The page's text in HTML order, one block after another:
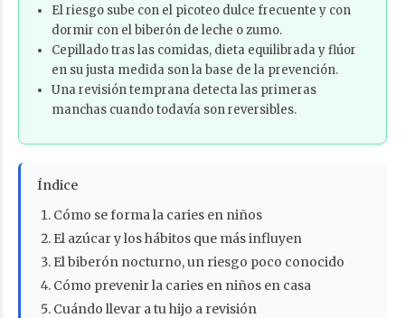
El riesgo sube con el picoteo dulce frecuente y con
dormir con el biberón de leche o zumo.
Cepillado tras las comidas, dieta equilibrada y flúor
en su justa medida son la base de la prevención.
Una revisión temprana detecta las primeras
manchas cuando todavía son reversibles.
Índice
Cómo se forma la caries en niños
El azúcar y los hábitos que más influyen
El biberón nocturno, un riesgo poco conocido
Cómo prevenir la caries en niños en casa
Cuándo llevar a tu hijo a revisión